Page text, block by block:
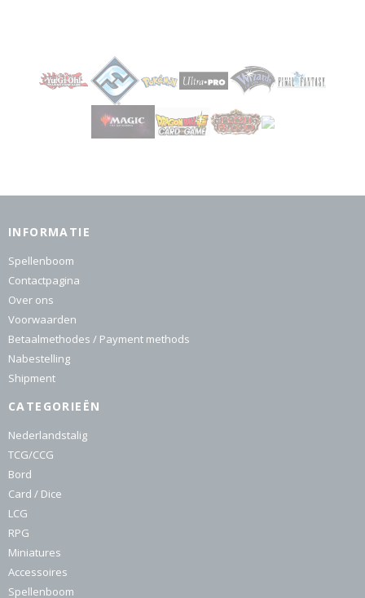
INFORMATIE
Spellenboom
Contactpagina
Over ons
Voorwaarden
Betaalmethodes / Payment methods
Nabestelling
Shipment
CATEGORIEËN
Nederlandstalig
TCG/CCG
Bord
Card / Dice
LCG
RPG
Miniatures
Accessoires
Spellenboom